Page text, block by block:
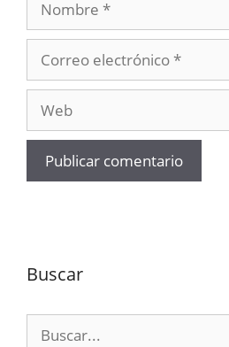
electrónico
Buscar